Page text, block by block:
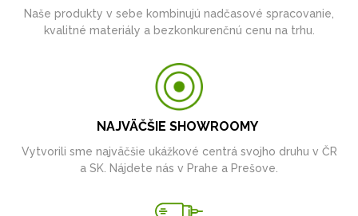
Naše produkty v sebe kombinujú nadčasové spracovanie,
kvalitné materiály a bezkonkurenčnú cenu na trhu.
NAJVÄČŠIE SHOWROOMY
Vytvorili sme najväčšie ukážkové centrá svojho druhu v ČR
a SK. Nájdete nás v Prahe a Prešove.